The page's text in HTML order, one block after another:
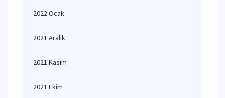
2022 Ocak
2021 Aralık
2021 Kasım
2021 Ekim